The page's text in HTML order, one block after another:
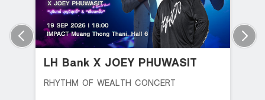
LH Bank X JOEY PHUWASIT
RHYTHM OF WEALTH CONCERT